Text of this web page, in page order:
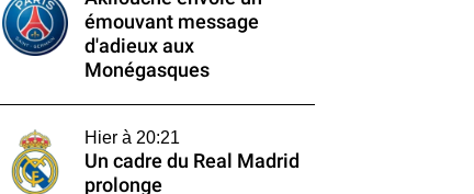
émouvant message
d'adieux aux
Monégasques
Hier à 20:21
Un cadre du Real Madrid
prolonge